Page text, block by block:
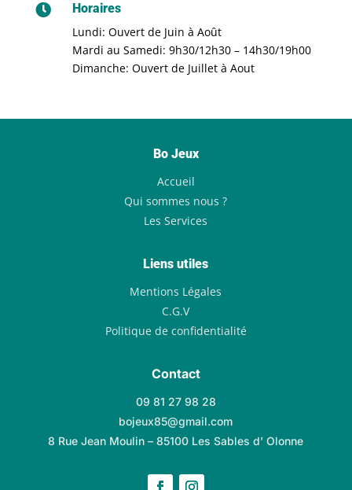

Horaires
Lundi: Ouvert de Juin à Août
Mardi au Samedi: 9h30/12h30 – 14h30/19h00
Dimanche: Ouvert de Juillet à Aout
Bo Jeux
Accueil
Qui sommes nous ?
Les Services
Liens utiles
Mentions Légales
C.G.V
Politique de confidentialité
Contact
09 81 27 98 28
bojeux85@gmail.com
8 Rue Jean Moulin – 85100 Les Sables d’ Olonne